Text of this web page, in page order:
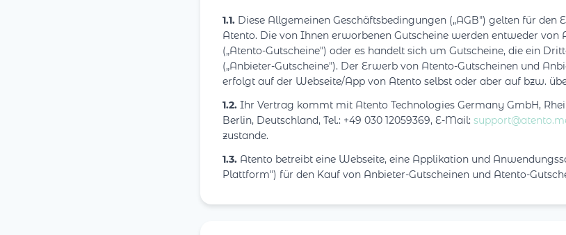
1.1. Diese Allgemeinen Geschäftsbedingungen („AGB") gelten für den
Atento. Die von Ihnen erworbenen Gutscheine werden entweder von
(„Atento-Gutscheine") oder es handelt sich um Gutscheine, die ein
(„Anbieter-Gutscheine"). Der Erwerb von Atento-Gutscheinen und
erfolgt auf der Webseite/App von Atento selbst oder aber auf bzw.
1.2. Ihr Vertrag kommt mit Atento Technologies Germany GmbH,
Berlin, Deutschland, Tel.: +49 030 12059369, E-Mail:
zustande.
1.3. Atento betreibt eine Webseite, eine Applikation und
Plattform") für den Kauf von Anbieter-Gutscheinen und Atento-